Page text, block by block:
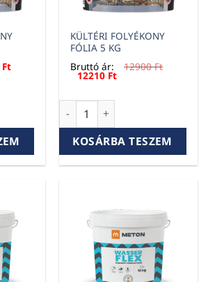
Ft
FÓLIA 13 KG mennyiség
KÜLTÉRI FOLYÉKONY
FÓLIA 5 KG
Bruttó ár:
12900Ft
Original
price
12900 Ft.
12210 FtCurrent
price
KÜLTÉRI FOLYÉKONY FÓLIA
KOSÁRBA TESZEM